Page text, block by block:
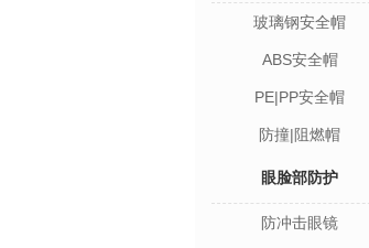
玻璃钢安全帽
ABS安全帽
PE|PP安全帽
防撞|阻燃帽
眼脸部防护
防冲击眼镜